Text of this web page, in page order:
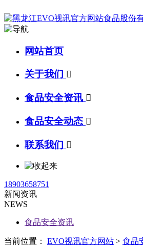
网站首页
关于我们 
食品安全资讯 
食品安全动态 
联系我们 
18903658751
新闻资讯
NEWS
食品安全资讯
当前位置： EVO视讯官方网站 > 食品